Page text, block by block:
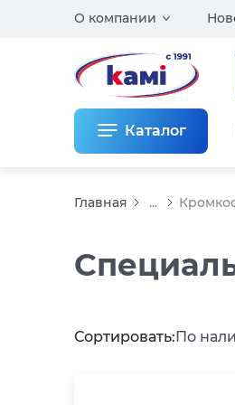
О компании
Каталог
Главная ...
Сортировать:По